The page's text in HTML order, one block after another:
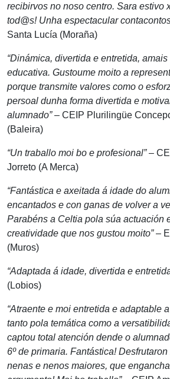
recibirvos no noso centro. Sara estivo
tod@s! Unha espectacular
Santa Lucía (Moraña)
“Dinámica, divertida e entretida,
educativa. Gustoume moito a
porque transmite valores como o
persoal dunha forma divertida e
alumnado”– CEIP Plurilingüe
(Baleira)
“Un traballo moi bo e profesional”–
Jorreto (A Merca)
“Fantástica e axeitada á idade do
encantados e con ganas de volver a
Parabéns a Celtia pola súa actuación
creatividade que nos gustou moito”–
(Muros)
“Adaptada á idade, divertida e
(Lobios)
“Atraente e moi entretida e adaptable
tanto pola temática como a
captou total atención dende o
6º de primaria. Fantástica!
nenas e nenos maiores, que